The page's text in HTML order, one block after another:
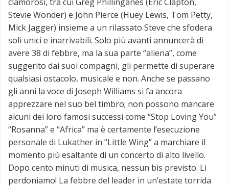
Stevie Wonder) e John Pierce (Huey Lewis, Tom Petty,
Mick Jagger) insieme a un rilassato Steve che sfodera
soli unici e inarrivabili. Solo più avanti annuncerà di
avere 38 di febbre, ma la sua parte “aliena”, come
suggerito dai suoi compagni, gli permette di superare
qualsiasi ostacolo, musicale e non. Anche se passano
gli anni la voce di Joseph Williams si fa ancora
apprezzare nel suo bel timbro; non possono mancare
alcuni dei loro famosi successi come “Stop Loving You”
“Rosanna” e “Africa” ma è certamente l’esecuzione
personale di Lukather in “Little Wing” a marchiare il
momento più esaltante di un concerto di alto livello.
Dopo cento minuti di musica, nessun bis previsto. Li
perdoniamo! La febbre del leader in un’estate torrida